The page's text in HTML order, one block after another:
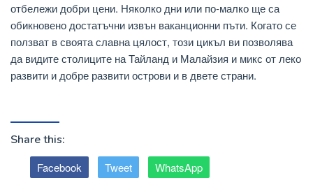
отбележи добри цени. Няколко дни или по-малко ще са
обикновено достатъчни извън ваканционни пъти. Когато се
ползват в своята славна цялост, този цикъл ви позволява
да видите столиците на Тайланд и Малайзия и микс от леко
развити и добре развити острови и в двете страни.
Share this:
Facebook Tweet WhatsApp